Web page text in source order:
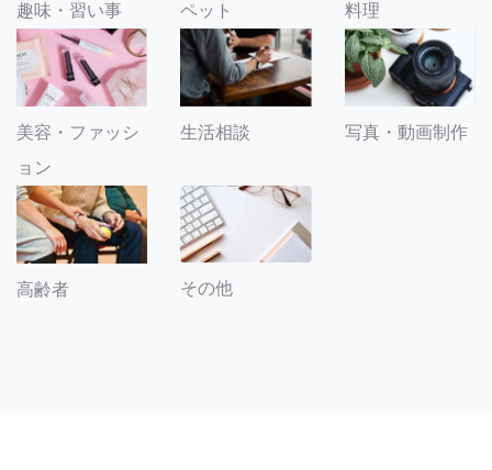
趣味・習い事 ペット 料理
美容・ファッシ
ョン
生活相談 写真・動画制作
高齢者 その他